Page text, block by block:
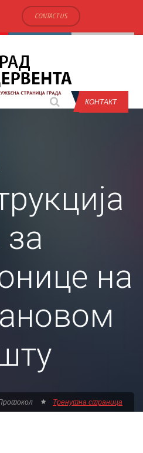
CONTACT US
КОНТАКТ
за
на
Тренутна страница